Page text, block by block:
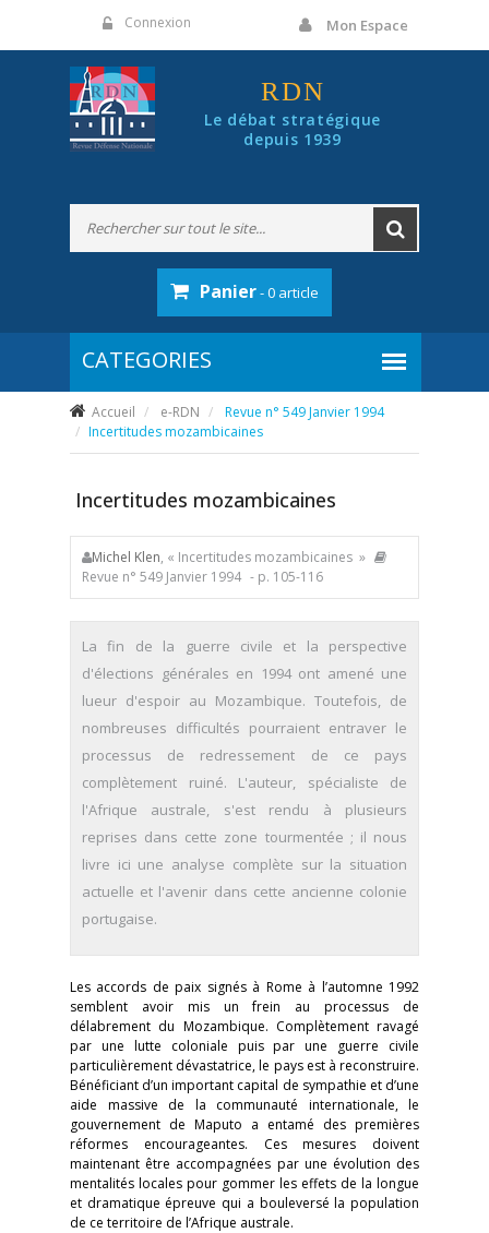
Connexion Mon Espace
RDN
Le débat stratégique
depuis 1939
Panier- 0 article
Accueil e-RDN
Revue n° 549 Janvier 1994
Incertitudes mozambicaines
Incertitudes mozambicaines
Michel Klen, « Incertitudes mozambicaines »
Revue n° 549 Janvier 1994 - p. 105-116
La fin de la guerre civile et la perspective
d'élections générales en 1994 ont amené une
lueur d'espoir au Mozambique. Toutefois, de
nombreuses difficultés pourraient entraver le
processus de redressement de ce pays
complètement ruiné. L'auteur, spécialiste de
l'Afrique australe, s'est rendu à plusieurs
reprises dans cette zone tourmentée ; il nous
livre ici une analyse complète sur la situation
actuelle et l'avenir dans cette ancienne colonie
portugaise.
Les accords de paix signés à Rome à l’automne 1992
semblent avoir mis un frein au processus de
délabrement du Mozambique. Complètement ravagé
par une lutte coloniale puis par une guerre civile
particulièrement dévastatrice, le pays est à reconstruire.
Bénéficiant d’un important capital de sympathie et d’une
aide massive de la communauté internationale, le
gouvernement de Maputo a entamé des premières
réformes encourageantes. Ces mesures doivent
maintenant être accompagnées par une évolution des
mentalités locales pour gommer les effets de la longue
et dramatique épreuve qui a bouleversé la population
de ce territoire de l’Afrique australe.